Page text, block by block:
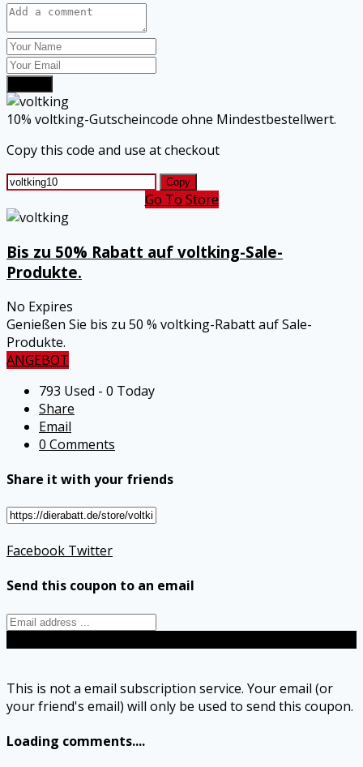
10% voltking-Gutscheincode ohne Mindestbestellwert.
Copy this code and use at checkout
Copy
Go To Store
Bis zu 50% Rabatt auf voltking-Sale-
Produkte.
No Expires
Genießen Sie bis zu 50 % voltking-Rabatt auf Sale-
Produkte.
ANGEBOT
793 Used - 0 Today
Share
Email
0 Comments
Share it with your friends
Facebook Twitter
Send this coupon to an email
This is not a email subscription service. Your email (or
your friend's email) will only be used to send this coupon.
Loading comments....